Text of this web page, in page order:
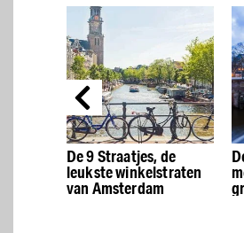
De 9 Straatjes, de
leukste winkelstraten
van Amsterdam